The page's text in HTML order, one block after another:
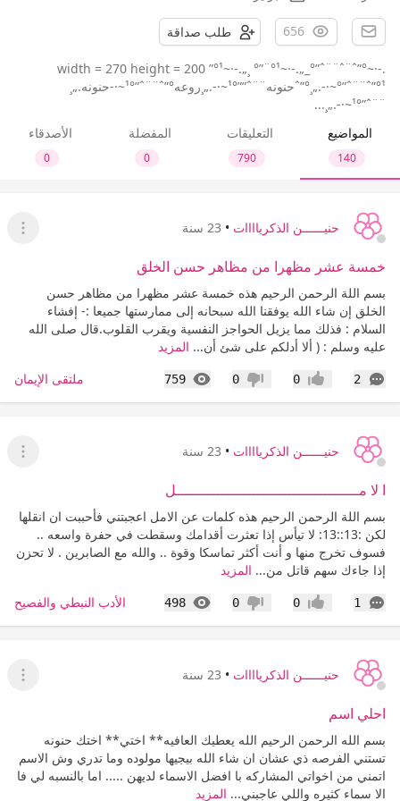
656 طلب صداقة
width = 270 height = 200 ”°¹~·-.„¸ °”¨°¹~·-.„_°”ˆ¨¨ˆ¨ˆ”°~·-.
°”ˆ¨¨ˆ”°¹~·-.„¸°”ˆحنونه¨¨ˆ””°¹~·-.„¸روعه°”ˆ¨¨ˆ”°¹~·-حنونه.„¸
¨¨ˆ”°¹~·-.„¸...
المواضيع
140
التعليقات
790
المفضلة
0
الأصدقاء
0
حنيــــــن الذكرياااات • 23 سنة
عرض
خمسة عشر مظهرا من مظاهر حسن الخلق
بسم اللة الرحمن الرحيم هذه خمسة عشر مظهرا من مظاهر حسن
الخلق إن شاء الله يوفقنا الله سبحانه إلى ممارستها جميعا :- إفشاء
السلام : فذلك مما يزيل الحواجز النفسية ويقرب القلوب.قال صلى الله
عليه وسلم : ( ألا أدلكم على شئ أن... المزيد
2
التعليقات إعجاب0 عدم إعجاب
0
759
المشاهدات ملتقى الإيمان
حنيــــــن الذكرياااات • 23 سنة
عرض
ا لا مـــــــــــــــــــــــــــــــــــــــــل
بسم اللة الرحمن الرحيم هذه كلمات عن الامل اعجبتني فأحببت ان انقلها
لكن :13::13: لا تيأس إذا تعثرت أقدامك وسقطت في حفرة واسعه ..
فسوف تخرج منها و أنت أكثر تماسكا وقوة .. والله مع الصابرين . لا تحزن
إذا جاءك سهم قاتل من... المزيد
1
التعليقات إعجاب0 عدم إعجاب
0
498
المشاهدات الأدب النبطي والفصيح
حنيــــــن الذكرياااات • 23 سنة
عرض
احلي اسم
بسم الله الرحمن الرحيم الله يعطيك العافيه** اختي** اختك حنونه
تستني الفرصه ذي عشان ان شاء الله بيجيها مولوده وما تدري وش الاسم
اتمني من اخواتي المشاركه با افضل الاسماء لديهن ..... اما بالنسبه لي فا
الا سماء كثيره واللي عاجبني... المزيد